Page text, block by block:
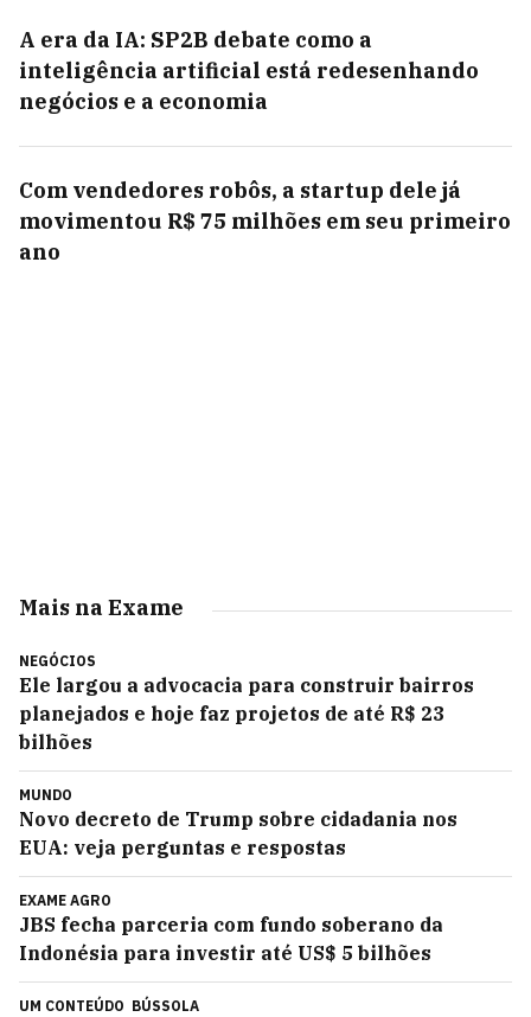
A era da IA: SP2B debate como a
inteligência artificial está redesenhando
negócios e a economia
Com vendedores robôs, a startup dele já
movimentou R$ 75 milhões em seu primeiro
ano
Mais na Exame
NEGÓCIOS
Ele largou a advocacia para construir bairros
planejados e hoje faz projetos de até R$ 23
bilhões
MUNDO
Novo decreto de Trump sobre cidadania nos
EUA: veja perguntas e respostas
EXAME AGRO
JBS fecha parceria com fundo soberano da
Indonésia para investir até US$ 5 bilhões
UM CONTEÚDO BÚSSOLA